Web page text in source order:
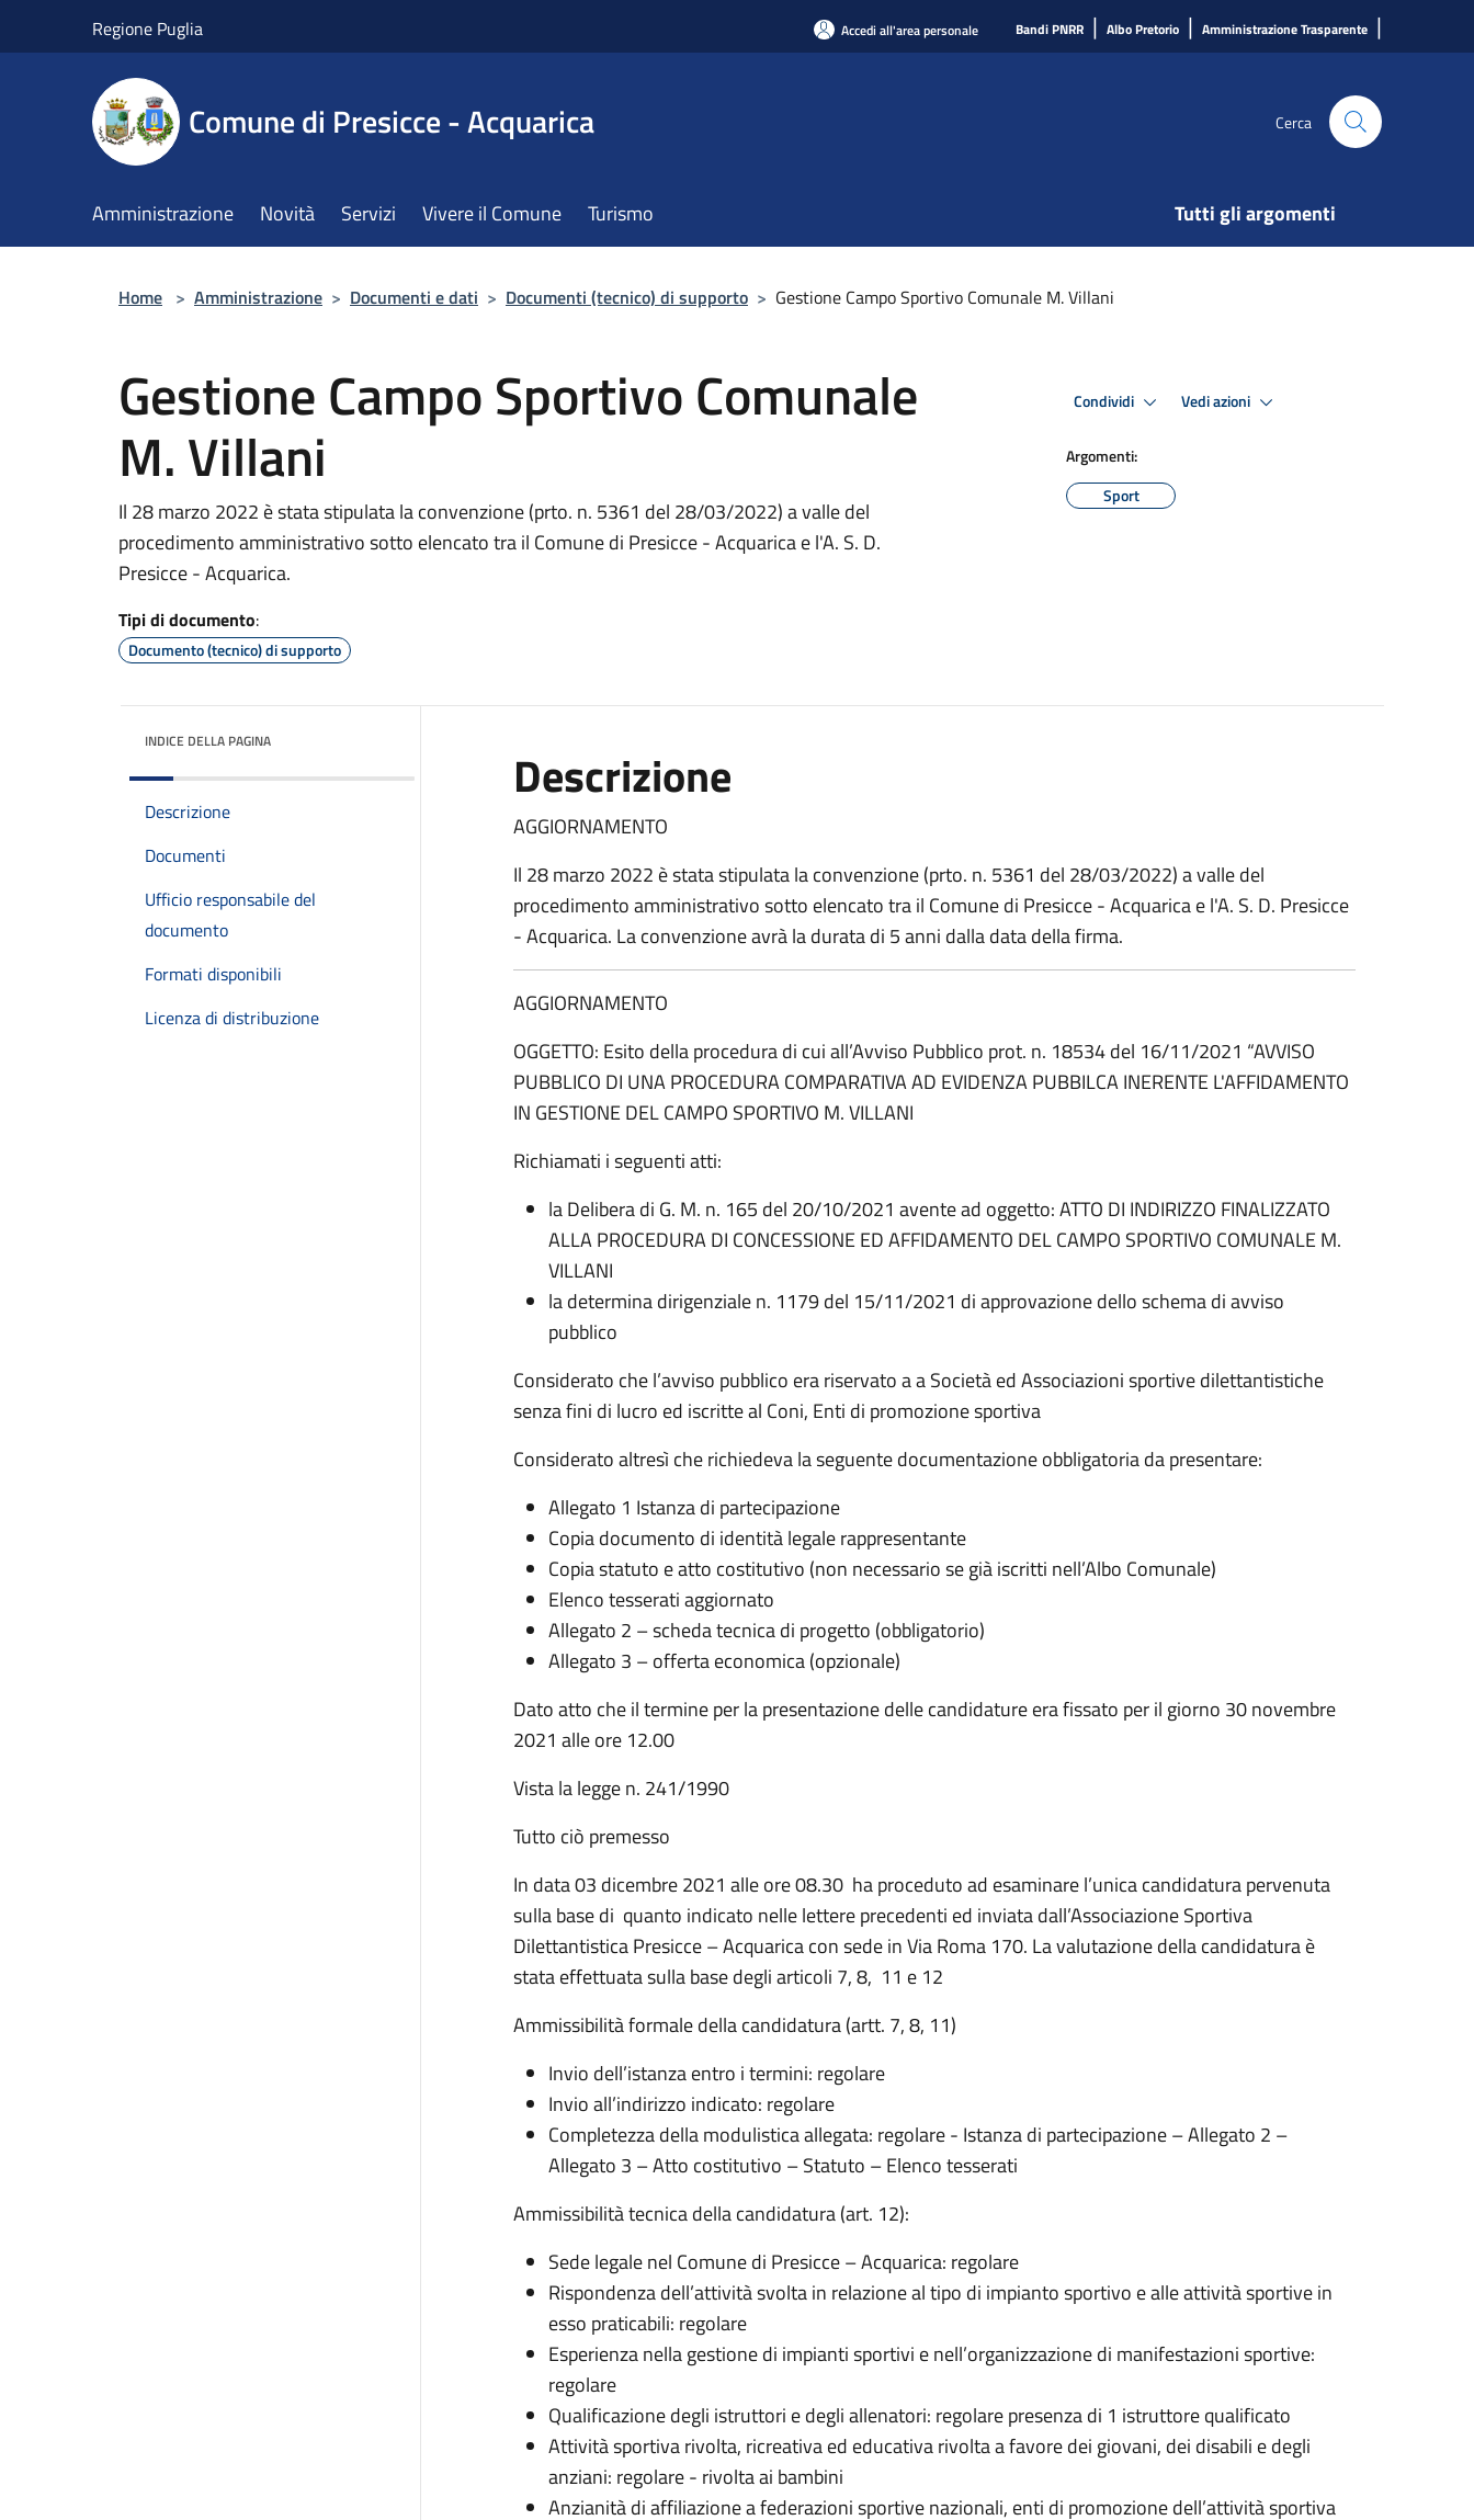
Regione Puglia Accedi all'area personale Bandi PNRR | Albo Pretorio | Amministrazione Trasparente |
Comune di Presicce - Acquarica Cerca
Amministrazione Novità Servizi Vivere il Comune Turismo Tutti gli argomenti
Home > Amministrazione > Documenti e dati > Documenti (tecnico) di supporto > Gestione Campo Sportivo Comunale M. Villani
Gestione Campo Sportivo Comunale
M. Villani
Il 28 marzo 2022 è stata stipulata la convenzione (prto. n. 5361 del 28/03/2022) a valle del
procedimento amministrativo sotto elencato tra il Comune di Presicce - Acquarica e l'A. S. D.
Presicce - Acquarica.
Tipi di documento:
Documento (tecnico) di supporto
Condividi Vedi azioni
Argomenti:
Sport
INDICE DELLA PAGINA
Descrizione
Documenti
Ufficio responsabile del
documento
Formati disponibili
Licenza di distribuzione
Descrizione
AGGIORNAMENTO
Il 28 marzo 2022 è stata stipulata la convenzione (prto. n. 5361 del 28/03/2022) a valle del
procedimento amministrativo sotto elencato tra il Comune di Presicce - Acquarica e l'A. S. D. Presicce
- Acquarica. La convenzione avrà la durata di 5 anni dalla data della firma.
AGGIORNAMENTO
OGGETTO: Esito della procedura di cui all’Avviso Pubblico prot. n. 18534 del 16/11/2021 “AVVISO
PUBBLICO DI UNA PROCEDURA COMPARATIVA AD EVIDENZA PUBBILCA INERENTE L'AFFIDAMENTO
IN GESTIONE DEL CAMPO SPORTIVO M. VILLANI
Richiamati i seguenti atti:
la Delibera di G. M. n. 165 del 20/10/2021 avente ad oggetto: ATTO DI INDIRIZZO FINALIZZATO
ALLA PROCEDURA DI CONCESSIONE ED AFFIDAMENTO DEL CAMPO SPORTIVO COMUNALE M.
VILLANI
la determina dirigenziale n. 1179 del 15/11/2021 di approvazione dello schema di avviso
pubblico
Considerato che l’avviso pubblico era riservato a a Società ed Associazioni sportive dilettantistiche
senza fini di lucro ed iscritte al Coni, Enti di promozione sportiva
Considerato altresì che richiedeva la seguente documentazione obbligatoria da presentare:
Allegato 1 Istanza di partecipazione
Copia documento di identità legale rappresentante
Copia statuto e atto costitutivo (non necessario se già iscritti nell’Albo Comunale)
Elenco tesserati aggiornato
Allegato 2 – scheda tecnica di progetto (obbligatorio)
Allegato 3 – offerta economica (opzionale)
Dato atto che il termine per la presentazione delle candidature era fissato per il giorno 30 novembre
2021 alle ore 12.00
Vista la legge n. 241/1990
Tutto ciò premesso
In data 03 dicembre 2021 alle ore 08.30 ha proceduto ad esaminare l’unica candidatura pervenuta
sulla base di quanto indicato nelle lettere precedenti ed inviata dall’Associazione Sportiva
Dilettantistica Presicce – Acquarica con sede in Via Roma 170. La valutazione della candidatura è
stata effettuata sulla base degli articoli 7, 8, 11 e 12
Ammissibilità formale della candidatura (artt. 7, 8, 11)
Invio dell’istanza entro i termini: regolare
Invio all’indirizzo indicato: regolare
Completezza della modulistica allegata: regolare - Istanza di partecipazione – Allegato 2 –
Allegato 3 – Atto costitutivo – Statuto – Elenco tesserati
Ammissibilità tecnica della candidatura (art. 12):
Sede legale nel Comune di Presicce – Acquarica: regolare
Rispondenza dell’attività svolta in relazione al tipo di impianto sportivo e alle attività sportive in
esso praticabili: regolare
Esperienza nella gestione di impianti sportivi e nell’organizzazione di manifestazioni sportive:
regolare
Qualificazione degli istruttori e degli allenatori: regolare presenza di 1 istruttore qualificato
Attività sportiva rivolta, ricreativa ed educativa rivolta a favore dei giovani, dei disabili e degli
anziani: regolare - rivolta ai bambini
Anzianità di affiliazione a federazioni sportive nazionali, enti di promozione dell’attività sportiva